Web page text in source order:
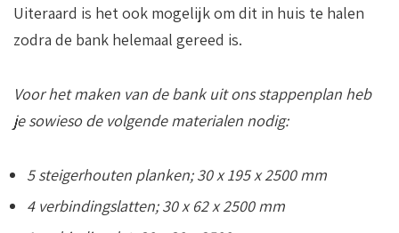
Uiteraard is het ook mogelijk om dit in huis te halen
zodra de bank helemaal gereed is.
Voor het maken van de bank uit ons stappenplan heb
je sowieso de volgende materialen nodig:
5 steigerhouten planken; 30 x 195 x 2500 mm
4 verbindingslatten; 30 x 62 x 2500 mm